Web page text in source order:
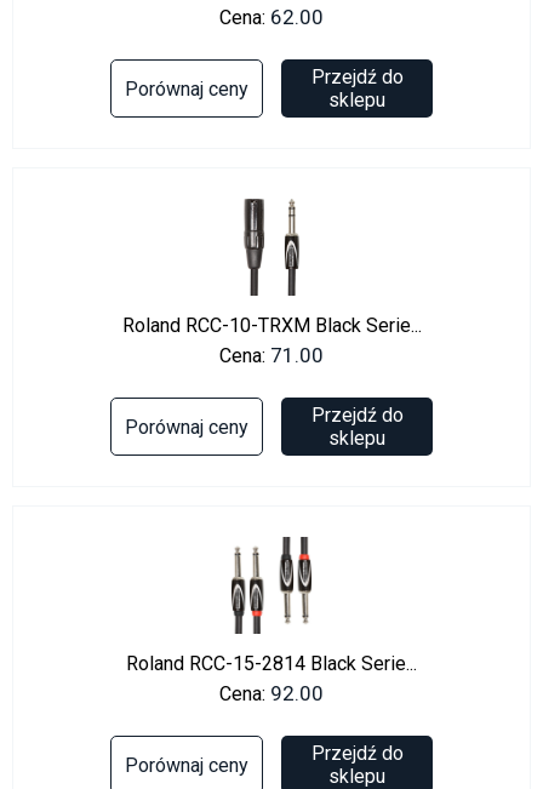
Cena: 62.00
Porównaj ceny
Przejdź do
sklepu
Roland RCC-10-TRXM Black Serie...
Cena: 71.00
Porównaj ceny
Przejdź do
sklepu
Roland RCC-15-2814 Black Serie...
Cena: 92.00
Porównaj ceny
Przejdź do
sklepu